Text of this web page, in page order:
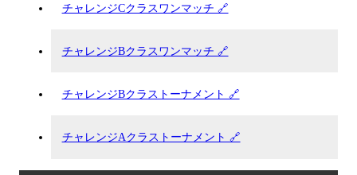
チャレンジCクラスワンマッチ 🔗
チャレンジBクラスワンマッチ 🔗
チャレンジBクラストーナメント 🔗
チャレンジAクラストーナメント 🔗